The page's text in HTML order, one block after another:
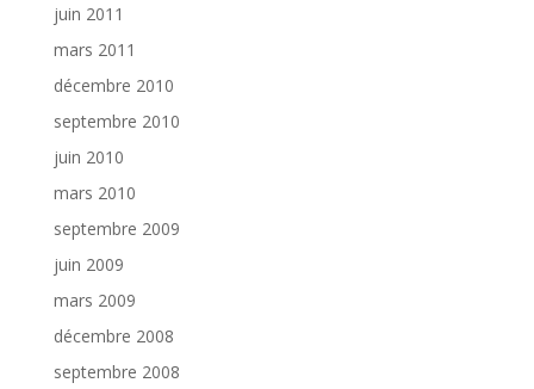
juin 2011
mars 2011
décembre 2010
septembre 2010
juin 2010
mars 2010
septembre 2009
juin 2009
mars 2009
décembre 2008
septembre 2008